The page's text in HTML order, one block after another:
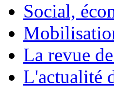
Social,
La revue
L'actualité